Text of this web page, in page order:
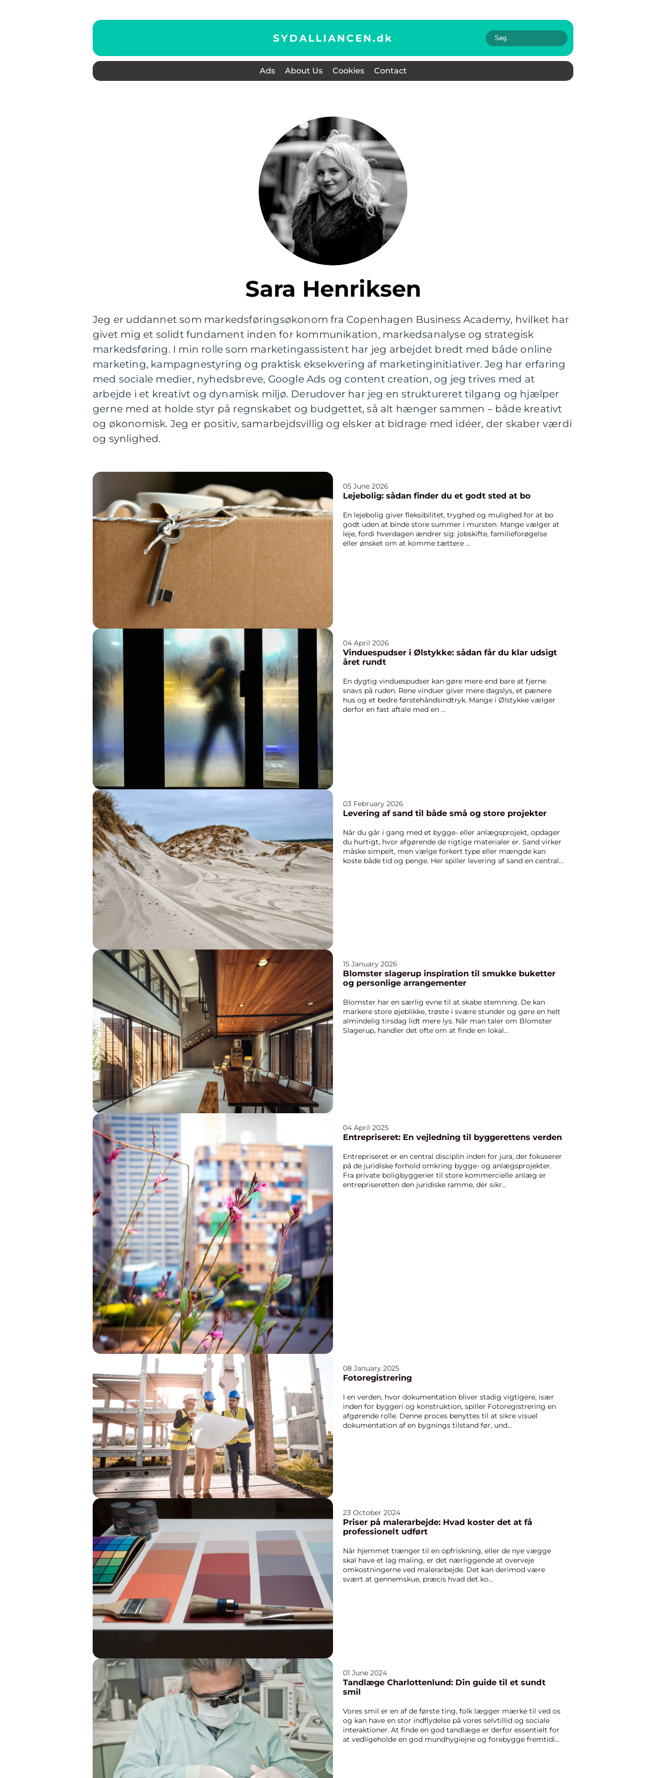
SYDALLIANCEN.dk
Ads About Us Cookies Contact
Sara Henriksen
Jeg er uddannet som markedsføringsøkonom fra Copenhagen Business Academy, hvilket har
givet mig et solidt fundament inden for kommunikation, markedsanalyse og strategisk
markedsføring. I min rolle som marketingassistent har jeg arbejdet bredt med både online
marketing, kampagnestyring og praktisk eksekvering af marketinginitiativer. Jeg har erfaring
med sociale medier, nyhedsbreve, Google Ads og content creation, og jeg trives med at
arbejde i et kreativt og dynamisk miljø. Derudover har jeg en struktureret tilgang og hjælper
gerne med at holde styr på regnskabet og budgettet, så alt hænger sammen – både kreativt
og økonomisk. Jeg er positiv, samarbejdsvillig og elsker at bidrage med idéer, der skaber værdi
og synlighed.
05 June 2026
Lejebolig: sådan finder du et godt sted at bo
En lejebolig giver fleksibilitet, tryghed og mulighed for at bo
godt uden at binde store summer i mursten. Mange vælger at
leje, fordi hverdagen ændrer sig: jobskifte, familieforøgelse
eller ønsket om at komme tættere ...
04 April 2026
Vinduespudser i Ølstykke: sådan får du klar udsigt
året rundt
En dygtig vinduespudser kan gøre mere end bare at fjerne
snavs på ruden. Rene vinduer giver mere dagslys, et pænere
hus og et bedre førstehåndsindtryk. Mange i Ølstykke vælger
derfor en fast aftale med en ...
03 February 2026
Levering af sand til både små og store projekter
Når du går i gang med et bygge- eller anlægsprojekt, opdager
du hurtigt, hvor afgørende de rigtige materialer er. Sand virker
måske simpelt, men vælge forkert type eller mængde kan
koste både tid og penge. Her spiller levering af sand en central
15 January 2026
Blomster slagerup inspiration til smukke buketter
og personlige arrangementer
Blomster har en særlig evne til at skabe stemning. De kan
markere store øjeblikke, trøste i svære stunder og gøre en helt
almindelig tirsdag lidt mere lys. Når man taler om Blomster
Slagerup, handler det ofte om at finde en lokal
04 April 2025
Entrepriseret: En vejledning til byggerettens verden
Entrepriseret er en central disciplin inden for jura, der fokuserer
på de juridiske forhold omkring bygge- og anlægsprojekter.
Fra private boligbyggerier til store kommercielle anlæg er
entrepriseretten den juridiske ramme, der sikr...
08 January 2025
Fotoregistrering
I en verden, hvor dokumentation bliver stadig vigtigere, især
inden for byggeri og konstruktion, spiller Fotoregistrering en
afgørende rolle. Denne proces benyttes til at sikre visuel
dokumentation af en bygnings tilstand før, und...
23 October 2024
Priser på malerarbejde: Hvad koster det at få
professionelt udført
Når hjemmet trænger til en opfriskning, eller de nye vægge
skal have et lag maling, er det nærliggende at overveje
omkostningerne ved malerarbejde. Det kan derimod være
svært at gennemskue, præcis hvad det ko...
01 June 2024
Tandlæge Charlottenlund: Din guide til et sundt
smil
Vores smil er en af de første ting, folk lægger mærke til ved os
og kan have en stor indflydelse på vores selvtillid og sociale
interaktioner. At finde en god tandlæge er derfor essentielt for
at vedligeholde en god mundhygiejne og forebygge fremtidi...